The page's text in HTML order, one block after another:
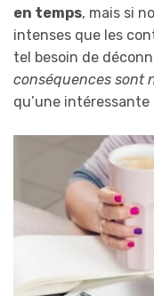
en temps, mais si
intenses que les
tel besoin de
conséquences sont
qu’une